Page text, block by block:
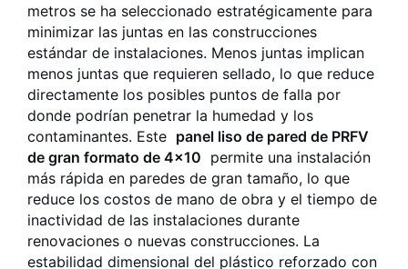
metros se ha seleccionado estratégicamente para
minimizar las juntas en las construcciones
estándar de instalaciones. Menos juntas implican
menos juntas que requieren sellado, lo que reduce
directamente los posibles puntos de falla por
donde podrían penetrar la humedad y los
contaminantes. Este panel liso de pared de PRFV
de gran formato de 4x10 permite una instalación
más rápida en paredes de gran tamaño, lo que
reduce los costos de mano de obra y el tiempo de
inactividad de las instalaciones durante
renovaciones o nuevas construcciones. La
estabilidad dimensional del plástico reforzado con